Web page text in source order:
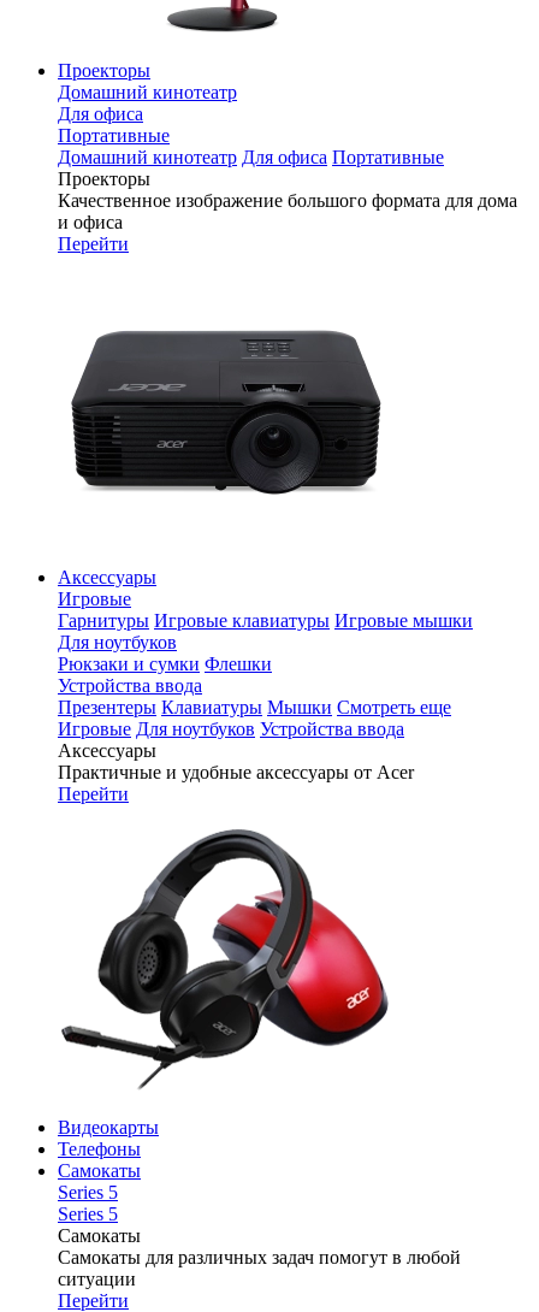
Проекторы
Домашний кинотеатр
Для офиса
Портативные
Домашний кинотеатр Для офиса Портативные
Проекторы
Качественное изображение большого формата для дома
и офиса
Перейти
Аксессуары
Игровые
Гарнитуры Игровые клавиатуры Игровые мышки
Для ноутбуков
Рюкзаки и сумки Флешки
Устройства ввода
Презентеры Клавиатуры Мышки Смотреть еще
Игровые Для ноутбуков Устройства ввода
Аксессуары
Практичные и удобные аксессуары от Acer
Перейти
Видеокарты
Телефоны
Самокаты
Series 5
Series 5
Самокаты
Самокаты для различных задач помогут в любой
ситуации
Перейти